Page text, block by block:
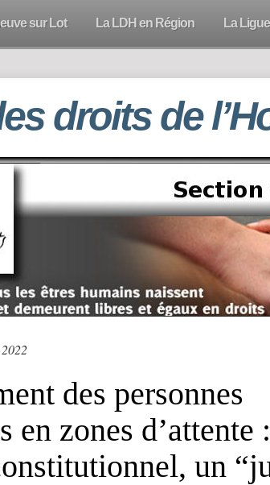
sur Lot La LDH en Région La
droits de
des personnes
en zones d’attente
un